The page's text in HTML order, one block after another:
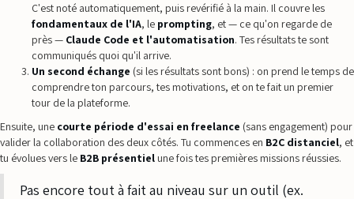
C'est noté automatiquement, puis revérifié à la main. Il couvre les
fondamentaux de l'IA, le prompting, et — ce qu'on regarde de
près — Claude Code et l'automatisation. Tes résultats te sont
communiqués quoi qu'il arrive.
Un second échange (si les résultats sont bons) : on prend le temps de
comprendre ton parcours, tes motivations, et on te fait un premier
tour de la plateforme.
Ensuite, une courte période d'essai en freelance (sans engagement) pour
valider la collaboration des deux côtés. Tu commences en B2C distanciel, et
tu évolues vers le B2B présentiel une fois tes premières missions réussies.
Pas encore tout à fait au niveau sur un outil (ex.